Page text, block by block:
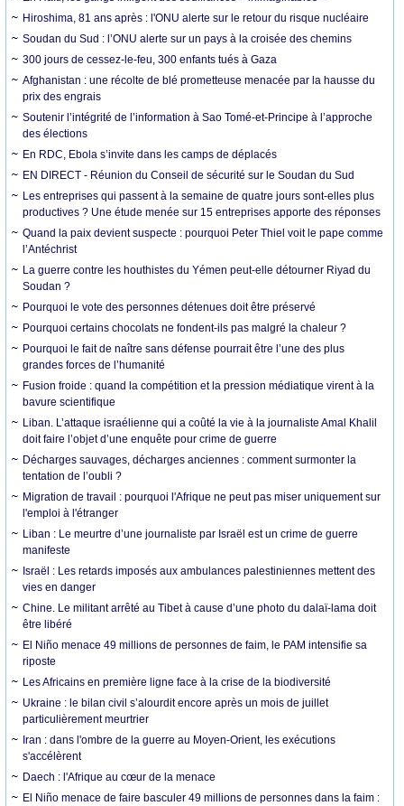
Hiroshima, 81 ans après : l'ONU alerte sur le retour du risque nucléaire
Soudan du Sud : l’ONU alerte sur un pays à la croisée des chemins
300 jours de cessez-le-feu, 300 enfants tués à Gaza
Afghanistan : une récolte de blé prometteuse menacée par la hausse du
prix des engrais
Soutenir l’intégrité de l’information à Sao Tomé-et-Principe à l’approche
des élections
En RDC, Ebola s’invite dans les camps de déplacés
EN DIRECT - Réunion du Conseil de sécurité sur le Soudan du Sud
Les entreprises qui passent à la semaine de quatre jours sont-elles plus
productives ? Une étude menée sur 15 entreprises apporte des réponses
Quand la paix devient suspecte : pourquoi Peter Thiel voit le pape comme
l’Antéchrist
La guerre contre les houthistes du Yémen peut-elle détourner Riyad du
Soudan ?
Pourquoi le vote des personnes détenues doit être préservé
Pourquoi certains chocolats ne fondent-ils pas malgré la chaleur ?
Pourquoi le fait de naître sans défense pourrait être l’une des plus
grandes forces de l’humanité
Fusion froide : quand la compétition et la pression médiatique virent à la
bavure scientifique
Liban. L’attaque israélienne qui a coûté la vie à la journaliste Amal Khalil
doit faire l’objet d’une enquête pour crime de guerre
Décharges sauvages, décharges anciennes : comment surmonter la
tentation de l’oubli ?
Migration de travail : pourquoi l'Afrique ne peut pas miser uniquement sur
l'emploi à l'étranger
Liban : Le meurtre d’une journaliste par Israël est un crime de guerre
manifeste
Israël : Les retards imposés aux ambulances palestiniennes mettent des
vies en danger
Chine. Le militant arrêté au Tibet à cause d’une photo du dalaï-lama doit
être libéré
El Niño menace 49 millions de personnes de faim, le PAM intensifie sa
riposte
Les Africains en première ligne face à la crise de la biodiversité
Ukraine : le bilan civil s’alourdit encore après un mois de juillet
particulièrement meurtrier
Iran : dans l'ombre de la guerre au Moyen-Orient, les exécutions
s'accélèrent
Daech : l'Afrique au cœur de la menace
El Niño menace de faire basculer 49 millions de personnes dans la faim :